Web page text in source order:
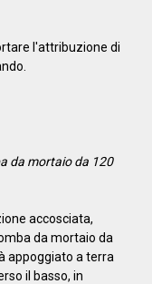
l'attribuzione di
da mortaio da 120
accosciata,
da mortaio da
appoggiato a terra
il basso, in